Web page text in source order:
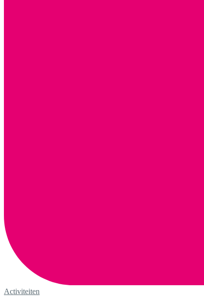
Activiteiten